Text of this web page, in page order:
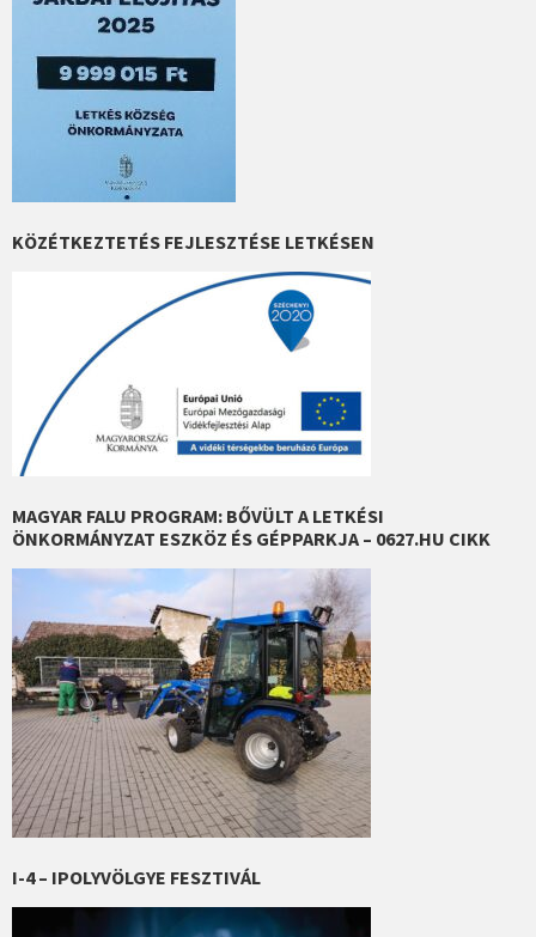
KÖZÉTKEZTETÉS FEJLESZTÉSE LETKÉSEN
MAGYAR FALU PROGRAM: BŐVÜLT A LETKÉSI
ÖNKORMÁNYZAT ESZKÖZ ÉS GÉPPARKJA – 0627.HU CIKK
I-4 – IPOLYVÖLGYE FESZTIVÁL